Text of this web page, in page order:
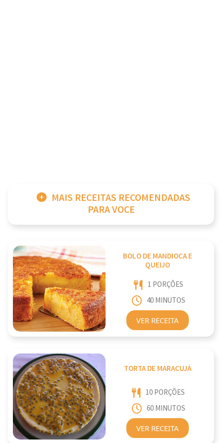
MAIS RECEITAS RECOMENDADAS
PARA VOCE
BOLO DE MANDIOCA E
QUEIJO
1 PORÇÕES
40 MINUTOS
VER RECEITA
TORTA DE MARACUJÁ
10 PORÇÕES
60 MINUTOS
VER RECEITA